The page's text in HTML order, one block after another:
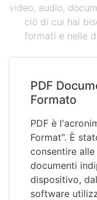
video, audio,
ciò di cui hai
formati e nelle
PDF
Formato
PDF è
Format". È
consentire
documenti
dispositivo,
software